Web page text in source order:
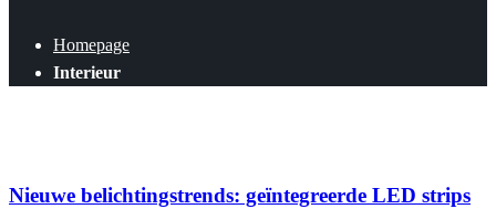
Homepage
Interieur
Nieuwe belichtingstrends: geïntegreerde LED strips